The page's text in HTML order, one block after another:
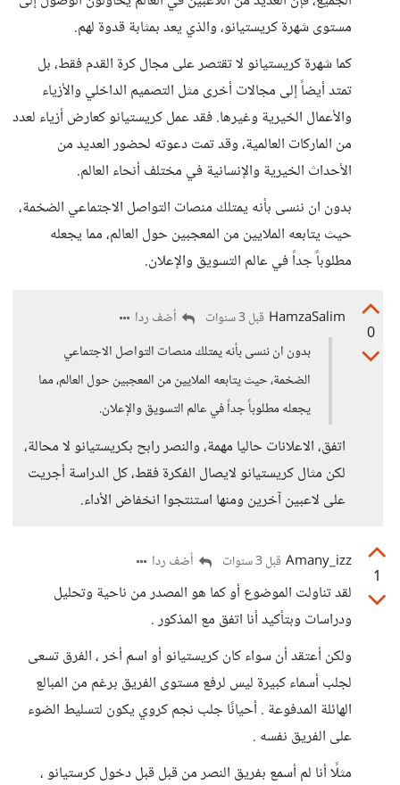
مستوى شهرة كريستيانو، والذي يعد بمثابة قدوة لهم.
كما شهرة كريستيانو لا تقتصر على مجال كرة القدم فقط، بل
تمتد أيضاً إلى مجالات أخرى مثل التصميم الداخلي والأزياء
والأعمال الخيرية وغيرها. فقد عمل كريستيانو كعارض أزياء لعدد
من الماركات العالمية، وقد تمت دعوته لحضور العديد من
الأحداث الخيرية والإنسانية في مختلف أنحاء العالم.
بدون ان ننسى بأنه يمتلك منصات التواصل الاجتماعي الضخمة،
حيث يتابعه الملايين من المعجبين حول العالم، مما يجعله
مطلوباً جداً في عالم التسويق والإعلان.
0
HamzaSalim قبل 3 سنوات
أضف ردا
بدون ان ننسى بأنه يمتلك منصات التواصل الاجتماعي
الضخمة، حيث يتابعه الملايين من المعجبين حول العالم، مما
يجعله مطلوباً جداً في عالم التسويق والإعلان.
اتفق، الاعلانات حاليا مهمة، والنصر رابح بكريستيانو لا محالة،
لكن مثال كريستيانو لايصال الفكرة فقط، كل الدراسة أجريت
على لاعبين آخرين ومنها استنتجوا انخفاض الأداء.
1
Amany_izz قبل 3 سنوات أضف ردا
لقد تناولت الموضوع أو كما هو المصدر من ناحية وتحليل
ودراسات وبتأكيد أنا اتفق مع المذكور .
ولكن أعتقد أن سواء كان كريستيانو أو اسم أخر ، الفرق تسعى
لجلب أسماء كبيرة ليس لرفع مستوى الفريق برغم من المبالع
الهائلة المدفوعة . أحيانًا جلب نجم كروي يكون لتسليط الضوء
على الفريق نفسه .
مثلًا أنا لم أسمع بفريق النصر من قبل قبل دخول كرستيانو ،